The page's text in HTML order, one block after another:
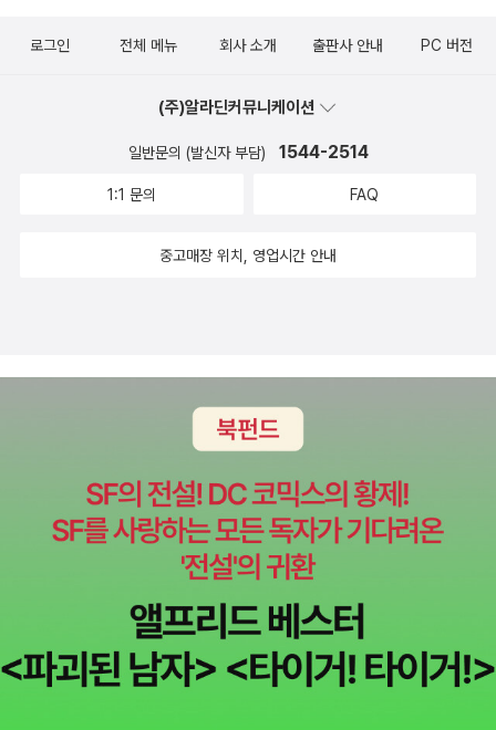
로그인 전체 메뉴 회사 소개 출판사 안내 PC 버전
(주)알라딘커뮤니케이션
일반문의 (발신자 부담) 1544-2514
1:1 문의 FAQ
중고매장 위치, 영업시간 안내